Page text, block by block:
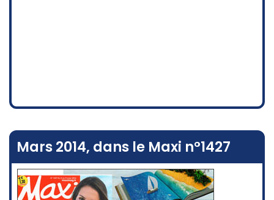
Mars 2014, dans le Maxi n°1427